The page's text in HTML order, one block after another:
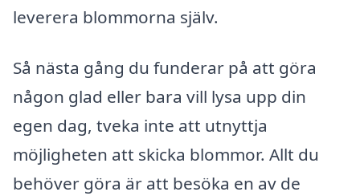
leverera blommorna själv.
Så nästa gång du funderar på att göra
någon glad eller bara vill lysa upp din
egen dag, tveka inte att utnyttja
möjligheten att skicka blommor. Allt du
behöver göra är att besöka en av de